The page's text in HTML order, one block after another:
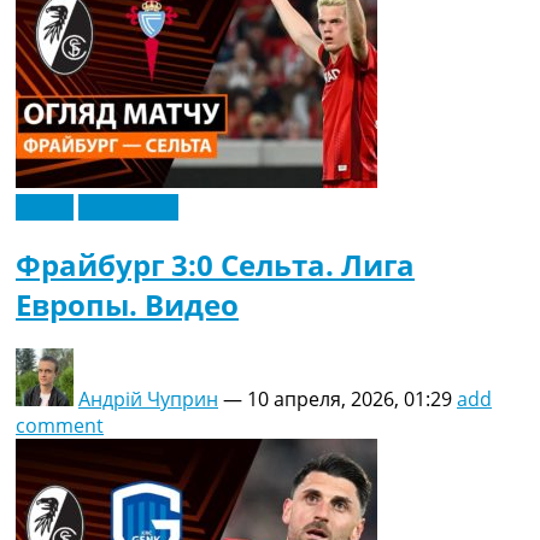
Фрайбург 3:0 Сельта. Лига
Европы. Видео
Андрій Чуприн — 10 апреля, 2026, 01:29add
comment